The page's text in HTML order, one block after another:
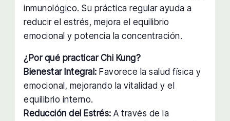
inmunológico. Su práctica regular ayuda a
reducir el estrés, mejora el equilibrio
emocional y potencia la concentración.
¿Por qué practicar Chi Kung?
Bienestar Integral: Favorece la salud física y
emocional, mejorando la vitalidad y el
equilibrio interno.
Reducción del Estrés: A través de la